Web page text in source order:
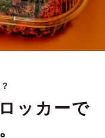
ッカーで